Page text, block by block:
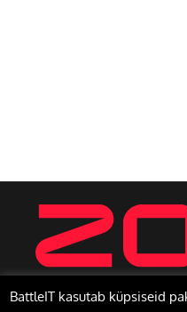
BattleIT kasutab küpsiseid